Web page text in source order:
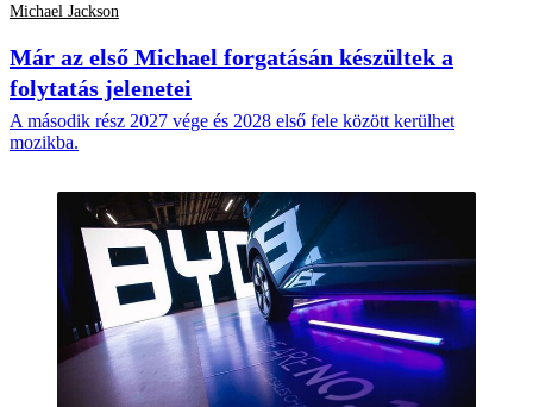
Michael Jackson
Már az első Michael forgatásán készültek a
folytatás jelenetei
A második rész 2027 vége és 2028 első fele között kerülhet
mozikba.